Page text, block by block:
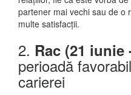
partener mai vechi sau de o
multe satisfacții.
2. Rac (21 iunie
perioadă
carierei